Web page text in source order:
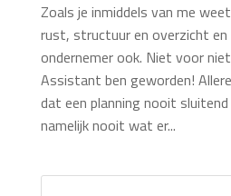
Zoals je inmiddels van me
rust, structuur en overzicht en
ondernemer ook. Niet voor
Assistant ben geworden!
dat een planning nooit sluitend
namelijk nooit wat er...